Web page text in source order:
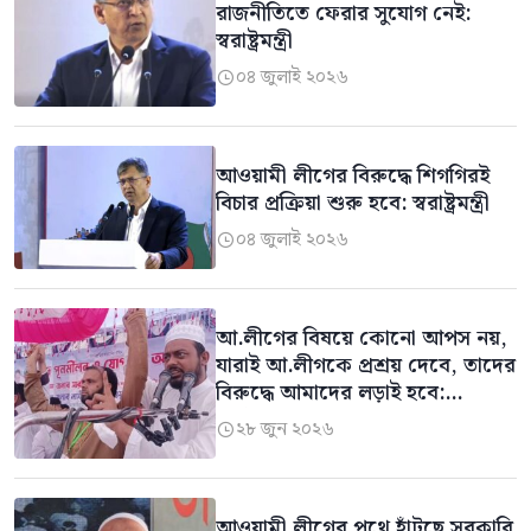
রাজনীতিতে ফেরার সুযোগ নেই:
স্বরাষ্ট্রমন্ত্রী
০৪ জুলাই ২০২৬
আওয়ামী লীগের বিরুদ্ধে শিগগিরই
বিচার প্রক্রিয়া শুরু হবে: স্বরাষ্ট্রমন্ত্রী
০৪ জুলাই ২০২৬
আ.লীগের বিষয়ে কোনো আপস নয়,
যারাই আ.লীগকে প্রশ্রয় দেবে, তাদের
বিরুদ্ধে আমাদের লড়াই হবে:
পাটোয়ারী
২৮ জুন ২০২৬